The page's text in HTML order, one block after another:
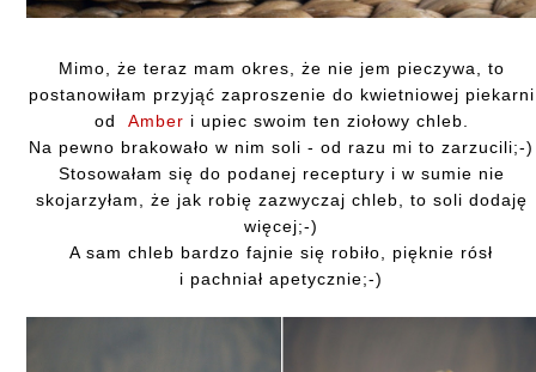
Mimo, że teraz mam okres, że nie jem pieczywa, to
postanowiłam przyjąć zaproszenie do kwietniowej piekarni
od Amber i upiec swoim ten ziołowy chleb.
Na pewno brakowało w nim soli - od razu mi to zarzucili;-)
Stosowałam się do podanej receptury i w sumie nie
skojarzyłam, że jak robię zazwyczaj chleb, to soli dodaję
więcej;-)
A sam chleb bardzo fajnie się robiło, pięknie rósł
i pachniał apetycznie;-)